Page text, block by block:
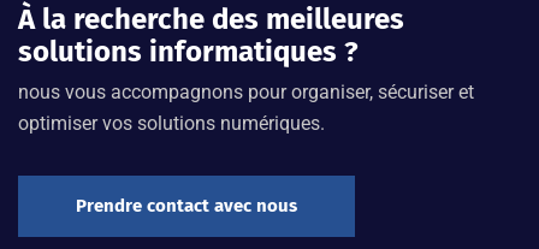
À la recherche des meilleures
solutions informatiques ?
nous vous accompagnons pour organiser, sécuriser et
optimiser vos solutions numériques.
Prendre contact avec nous